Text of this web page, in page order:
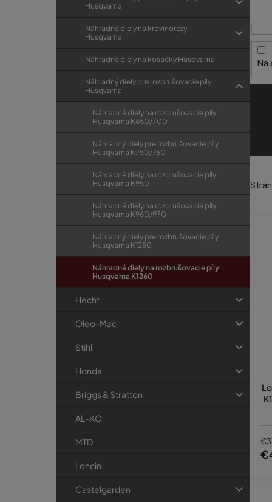
Husqvarna
Náhradné diely na krovinorezy
Husqvarna
Náhradné diely na kosačky Husqvarna
Náhradný diely pre rozbrušovacie píly
Husqvarna
Náhradné diely na rozbrušovacie píly
Husqvarna K650/700
Náhradný diely pre rozbrušovacie píly
Husqvarna K750/760
Náhradné diely na rozbrušovacie píly
Husqvarna K950
Náhradné diely na rozbrušovacie píly
Husqvarna K960/970
Náhradný diely pre rozbrušovacie píly
Husqvarna K1250
Náhradné diely na rozbrušovacie píly
Husqvarna K1260
Hecht
Oleo-Mac
Stihl
Honda
Briggs & Stratton
AL-KO
MTD
Loncin
Castelgarden
Na
s
p
o
d
u
t
o